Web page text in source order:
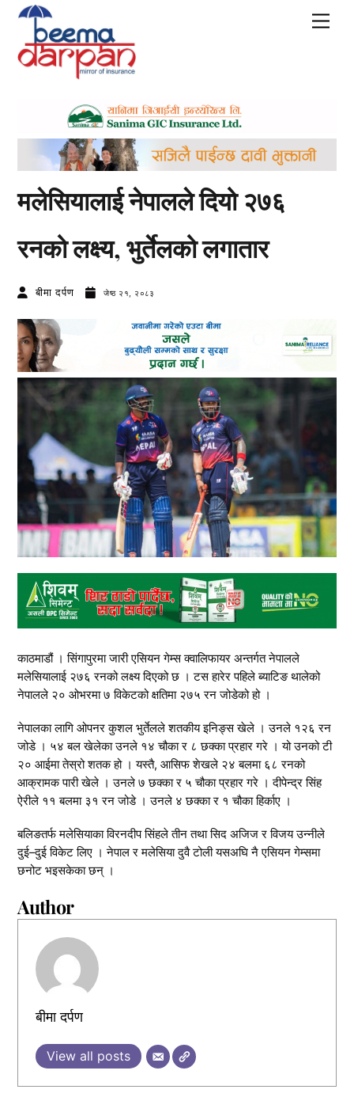
Skip
content
मलेसियालाई नेपालले दियो २७६
रनको लक्ष्य, भुर्तेलको लगातार
बीमा दर्पण जेष्ठ २१, २०८३
काठमाडौं । सिंगापुरमा जारी एसियन गेम्स क्वालिफायर अन्तर्गत नेपालले
मलेसियालाई २७६ रनको लक्ष्य दिएको छ । टस हारेर पहिले ब्याटिङ थालेको
नेपालले २० ओभरमा ७ विकेटको क्षतिमा २७५ रन जोडेको हो ।
नेपालका लागि ओपनर कुशल भुर्तेलले शतकीय इनिङ्स खेले । उनले १२६ रन
जोडे । ५४ बल खेलेका उनले १४ चौका र ८ छक्का प्रहार गरे । यो उनको टी
२० आईमा तेस्रो शतक हो । यस्तै, आसिफ शेखले २४ बलमा ६८ रनको
आक्रामक पारी खेले । उनले ७ छक्का र ५ चौका प्रहार गरे । दीपेन्द्र सिंह
ऐरीले ११ बलमा ३१ रन जोडे । उनले ४ छक्का र १ चौका हिर्काए ।
बलिङतर्फ मलेसियाका विरनदीप सिंहले तीन तथा सिद अजिज र विजय उन्नीले
दुई–दुई विकेट लिए । नेपाल र मलेसिया दुवै टोली यसअघि नै एसियन गेम्समा
छनोट भइसकेका छन् ।
Author
बीमा दर्पण
View all posts